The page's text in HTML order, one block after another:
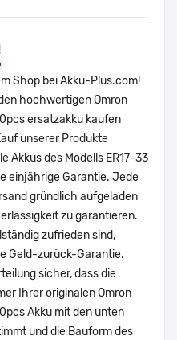
Shop bei Akku-Plus.com!
hochwertigen Omron
ersatzakku kaufen
unserer Produkte
Akkus des Modells ER17-33
einjährige Garantie. Jede
gründlich aufgeladen
zu garantieren.
zufrieden sind,
Geld-zurück-Garantie.
sicher, dass die
Ihrer originalen Omron
Akku mit den unten
und die Bauform des